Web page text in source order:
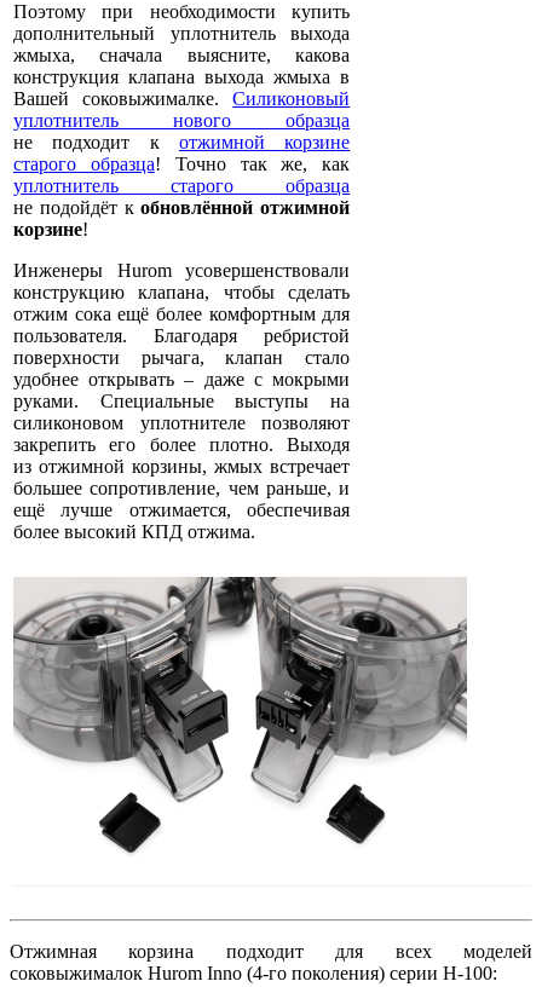
Поэтому при необходимости купить
дополнительный уплотнитель выхода
жмыха, сначала выясните, какова
конструкция клапана выхода жмыха в
Вашей соковыжималке.Силиконовый
уплотнитель нового образца
не подходит к отжимной корзине
старого образца! Точно так же, как
уплотнитель старого образца
не подойдёт кобновлённой отжимной
корзине!
Инженеры Hurom усовершенствовали
конструкцию клапана, чтобы сделать
отжим сока ещё более комфортным для
пользователя. Благодаря ребристой
поверхности рычага, клапан стало
удобнее открывать – даже с мокрыми
руками. Специальные выступы на
силиконовом уплотнителе позволяют
закрепить его более плотно. Выходя
из отжимной корзины, жмых встречает
большее сопротивление, чем раньше, и
ещё лучше отжимается, обеспечивая
более высокий КПД отжима.
Отжимная корзина подходит для всех моделей
соковыжималок Hurom Inno (4-го поколения) серии H-100: